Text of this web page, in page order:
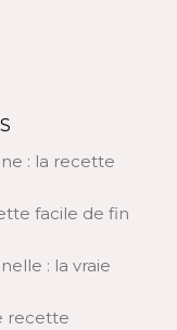
: la recette
facile de fin
: la vraie
recette